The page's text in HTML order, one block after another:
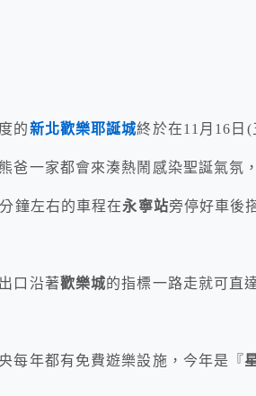
的新北歡樂耶誕城終於在11月16日(
爸一家都會來湊熱鬧感染聖誕氣氛
鐘左右的車程在永寧站旁停好車後
出口沿著歡樂城的指標一路走就可直
每年都有免費遊樂設施，今年是『